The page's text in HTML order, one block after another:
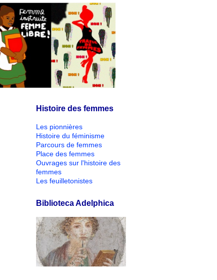
Histoire des femmes
Les pionnières
Histoire du féminisme
Parcours de femmes
Place des femmes
Ouvrages sur l'histoire des
femmes
Les feuilletonistes
Biblioteca Adelphica